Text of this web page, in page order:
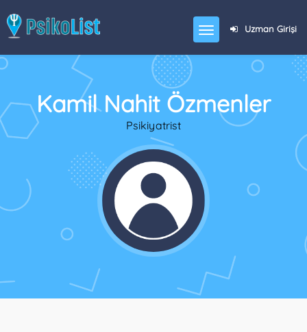
Uzman Girişi
Kamil Nahit Özmenler
Psikiyatrist